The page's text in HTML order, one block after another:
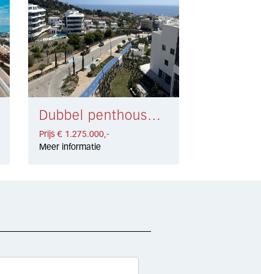
Dubbel penthouse Fuengirola € 1.275.000,-
Prijs € 1.275.000,-
Meer informatie